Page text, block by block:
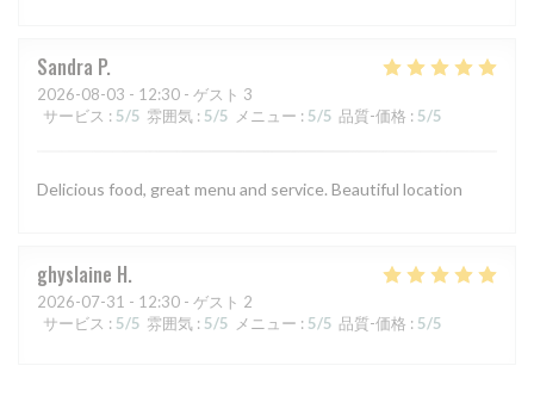
Sandra P
2026-08-03 - 12:30 - ゲスト 3
サービス : 5/5 雰囲気 : 5/5 メニュー : 5/5 品質-価格 : 5/5
Delicious food, great menu and service. Beautiful location
ghyslaine H
2026-07-31 - 12:30 - ゲスト 2
サービス : 5/5 雰囲気 : 5/5 メニュー : 5/5 品質-価格 : 5/5